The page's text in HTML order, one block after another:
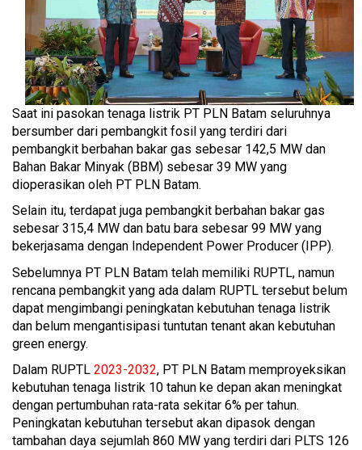
Saat ini pasokan tenaga listrik PT PLN Batam seluruhnya
bersumber dari pembangkit fosil yang terdiri dari
pembangkit berbahan bakar gas sebesar 142,5 MW dan
Bahan Bakar Minyak (BBM) sebesar 39 MW yang
dioperasikan oleh PT PLN Batam.
Selain itu, terdapat juga pembangkit berbahan bakar gas
sebesar 315,4 MW dan batu bara sebesar 99 MW yang
bekerjasama dengan Independent Power Producer (IPP).
Sebelumnya PT PLN Batam telah memiliki RUPTL, namun
rencana pembangkit yang ada dalam RUPTL tersebut belum
dapat mengimbangi peningkatan kebutuhan tenaga listrik
dan belum mengantisipasi tuntutan tenant akan kebutuhan
green energy.
Dalam RUPTL 2023-2032, PT PLN Batam memproyeksikan
kebutuhan tenaga listrik 10 tahun ke depan akan meningkat
dengan pertumbuhan rata-rata sekitar 6% per tahun.
Peningkatan kebutuhan tersebut akan dipasok dengan
tambahan daya sejumlah 860 MW yang terdiri dari PLTS 126